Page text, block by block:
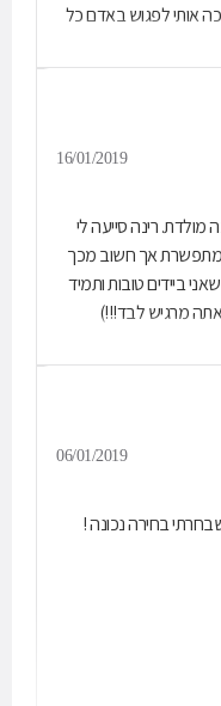
אותי לפגוש באדם כל
שיהיה לך יום קסום♥️
16/01/2019
מולדת. רינה סייעה לי
מתפשרת אך חשוב מכך
ביידים טובות ותמיד
מרגיש לבד!!!)
הצליחה למצוא עבורי
חיי. רינה פוליטי שונה
היא ללא ספק
ולא צודק!! ממליץ
06/01/2019
בחירה נכונה !